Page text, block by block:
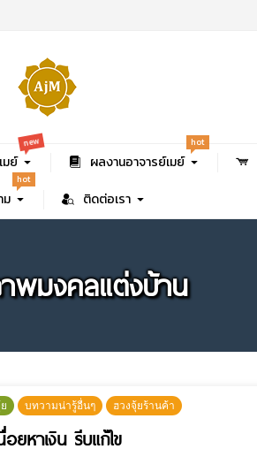
มย์
new
ผลงานอาจารย์เมย์
hot
ม
hot
ติดต่อเรา
พมงคลแต่งบ้าน
บทวามน่ารู้อื่นๆ ฮวงจุ้ยร้านค้า
อยหาเงิน รีบแก้ไข